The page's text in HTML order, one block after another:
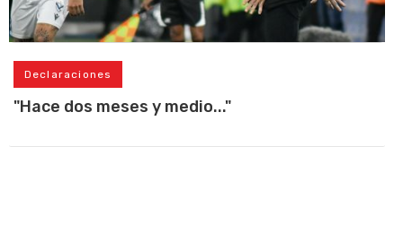
Declaraciones
"Hace dos meses y medio..."